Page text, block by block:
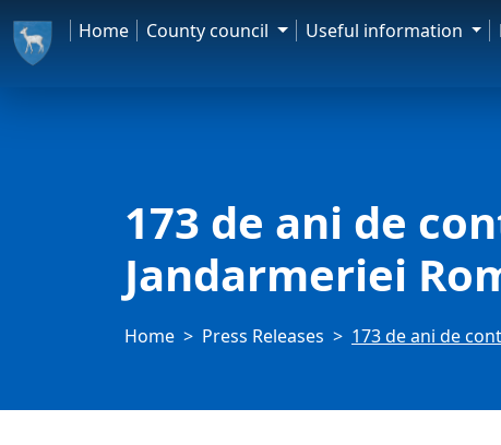
Home County council Useful information
173 de ani de
Jandarmeriei
Home Press Releases 173 de ani de